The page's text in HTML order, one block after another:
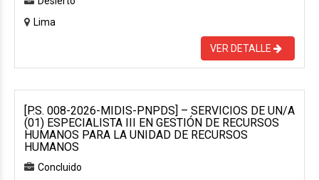
Lima
VER DETALLE
[P.S. 008-2026-MIDIS-PNPDS] – SERVICIOS DE UN/A
(01) ESPECIALISTA III EN GESTIÓN DE RECURSOS
HUMANOS PARA LA UNIDAD DE RECURSOS
HUMANOS
Concluido